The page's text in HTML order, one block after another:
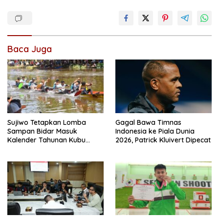
Baca Juga
Sujiwo Tetapkan Lomba
Sampan Bidar Masuk
Kalender Tahunan Kubu
Gagal Bawa Timnas
Indonesia ke Piala Dunia
2026, Patrick Kluivert Dipecat